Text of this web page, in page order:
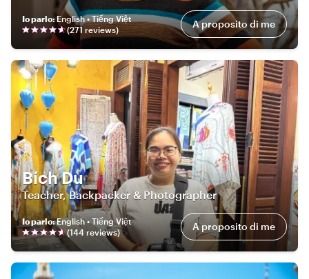
Io parlo:English • Tiếng Việt
(271 reviews) A proposito di me
Bích Du
Teacher, Backpacker & Photographer
Io parlo:English • Tiếng Việt
(144 reviews) A proposito di me